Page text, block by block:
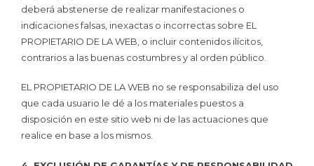
deberá abstenerse de realizar manifestaciones o
indicaciones falsas, inexactas o incorrectas sobre EL
PROPIETARIO DE LA WEB, o incluir contenidos ilícitos,
contrarios a las buenas costumbres y al orden público.
EL PROPIETARIO DE LA WEB no se responsabiliza del uso
que cada usuario le dé a los materiales puestos a
disposición en este sitio web ni de las actuaciones que
realice en base a los mismos.